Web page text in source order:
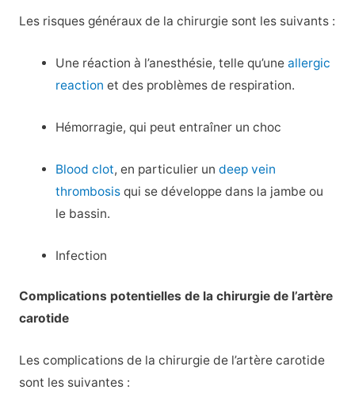
Les risques généraux de la chirurgie sont les suivants :
Une réaction à l’anesthésie, telle qu’uneallergic
reaction et des problèmes de respiration.
Hémorragie, qui peut entraîner un choc
Blood clot, en particulier undeep vein
thrombosis qui se développe dans la jambe ou
le bassin.
Infection
Complications potentielles de la chirurgie de l’artère
carotide
Les complications de la chirurgie de l’artère carotide
sont les suivantes :